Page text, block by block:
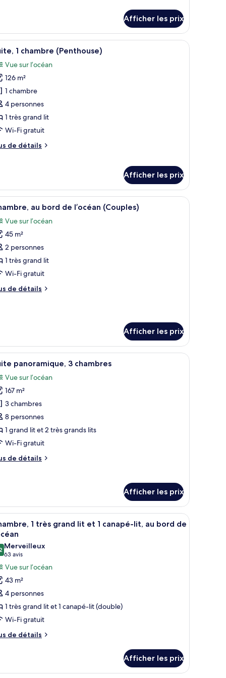
Afficher les prix
en osier et offrant une vue sur la mer.
:
Une chambre d’hôtel dotée d’un grand lit,
13 1 chambre (Penthouse)
Vue sur l’océan
126 m²
1 chambre
4 personnes
1 très grand lit
Wi-Fi gratuit
de détails
Afficher les prix
grande fenêtre donnant sur la mer, un téléviseur à écran plat et un petit
:
Une chambre d’hôtel avec un grand lit, une
10 au bord de l’océan (Couples)
Vue sur l’océan
45 m²
2 personnes
1 très grand lit
Wi-Fi gratuit
de détails
Afficher les prix
moderne.
| Articles de minibar gratuits, coffre-fort, bureau
:
Une chambre d’hôtel avec deux lits, un
13 panoramique, 3 chambres
Vue sur l’océan
167 m²
3 chambres
8 personnes
1 grand lit et 2 très grands lits
Wi-Fi gratuit
de détails
Afficher les prix
par câble, films payants
:
Articles de minibar gratuits, coffre-fort,
14
1 très grand lit et 1 canapé-lit, au bord de
sur 10
Merveilleux
63 avis
(63 avis)
Vue sur l’océan
43 m²
4 personnes
1 très grand lit et 1 canapé-lit (double)
Wi-Fi gratuit
de détails
Afficher les prix